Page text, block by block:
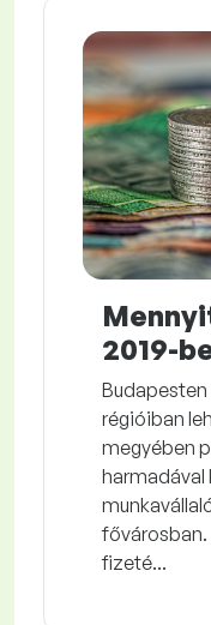
2019-
Budapesten
régióiban
megyében
harmadával
fővárosban.
fizeté...